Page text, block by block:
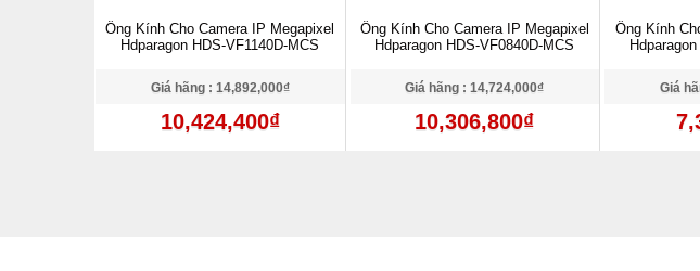
Ống Kính Cho Camera IP Megapixel
Hdparagon HDS-VF1140D-MCS
Giá hãng : 14,892,000₫
10,424,400₫
Ống Kính Cho Camera IP Megapixel
Hdparagon HDS-VF0840D-MCS
Giá hãng : 14,724,000₫
10,306,800₫
Ống Kính
Giá